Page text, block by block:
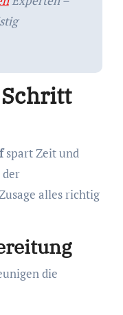
spart Zeit und
der
alles richtig
die